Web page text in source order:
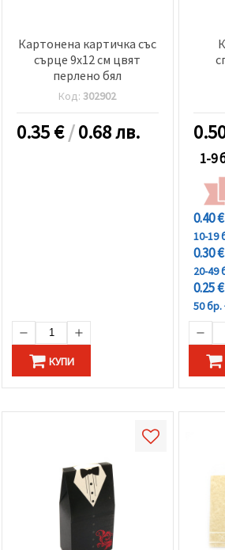
Картонена картичка със
сърце 9x12 см цвят
перлено бял
Код:302902
0.35€/0.68 лв.
КУПИ
1-9
0.40 €
10-19
0.30 €
20-49
0.25 €
50 бр.